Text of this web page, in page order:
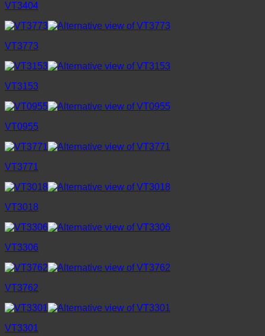
VT3404
VT3773
VT3153
VT0955
VT3771
VT3018
VT3306
VT3762
VT3301